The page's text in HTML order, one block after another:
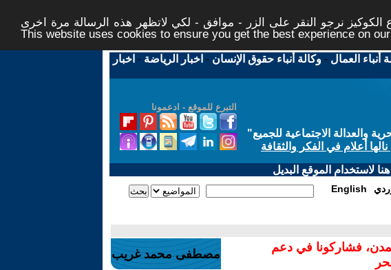
نرجو النقر على الزر - موافق - لكي لاتظهر هذه الرسالة مرة اخرى -
This website uses cookies to ensure you get the best experience on
أنباء العمال -وكالة أنباء حقوق الإنسان - اخبار الرياضة - اخبار
التبرع للموقع - ادعمونا
الاجتماعية للجميع"
أعلام في الفكر والثقافة
لاستخدام الموقع البديل
English
فشاركونا في دعم
مصطفى محمد غريب